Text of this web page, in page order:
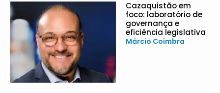
Cazaquistão em
foco: laboratório de
governança e
eficiência legislativa
Márcio Coimbra